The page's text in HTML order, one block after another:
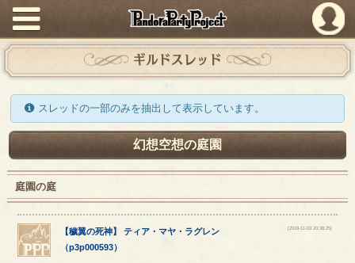
PandoraPartyProject
ギルドスレッド
スレッドの一部のみを抽出して表示しています。
幻想空想の庭園
庭園の庭
【穢翼の死神】ティア ・マヤ ・ ラグレン
（p3p000593）
[2018-11-03 20:38:25]